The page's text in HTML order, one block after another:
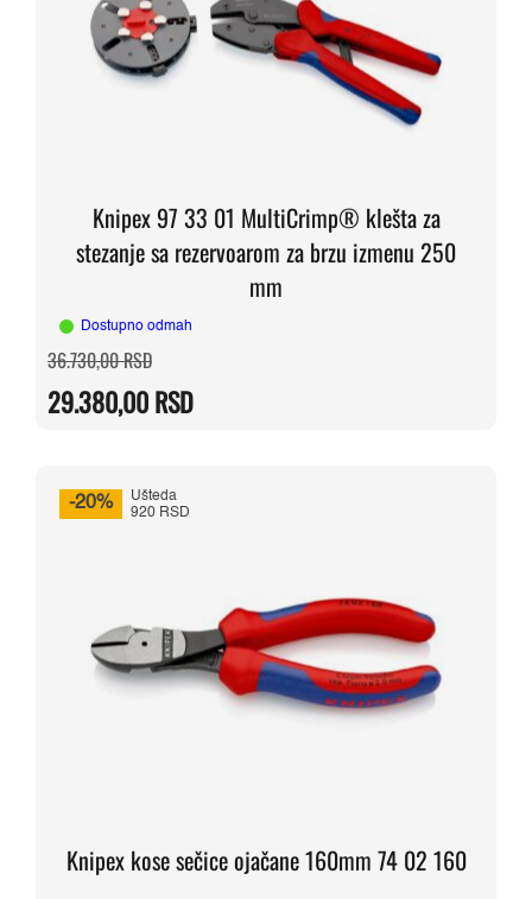
Knipex 97 33 01 MultiCrimp® klešta za
stezanje sa rezervoarom za brzu izmenu 250
mm
Dostupno odmah
36.730,00RSDOriginalna
cena
bila:
36.730,00 RSD.
29.380,00RSD
Trenutna
cena
29.380,00 RSD.
-20%
Ušteda
920 RSD
Knipex kose sečice ojačane 160mm 74 02 160